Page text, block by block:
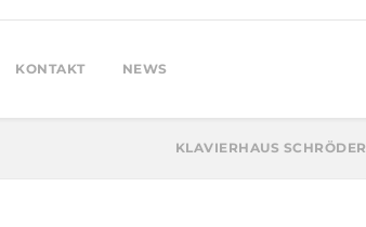
KONTAKT NEWS
KLAVIERHAUS SCHRÖDER